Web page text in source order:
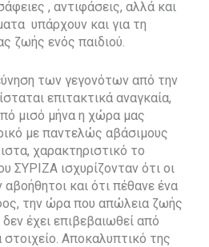
, αντιφάσεις, αλλά και
υπάρχουν και για τη
ζωής ενός παιδιού.
των γεγονότων από την
επιτακτικά αναγκαία,
μισό μήνα η χώρα μας
με παντελώς αβάσιμους
χαρακτηριστικό το
ΣΥΡΙΖΑ ισχυρίζονταν ότι οι
και ότι πέθανε ένα
την ώρα που απώλεια ζωής
έχει επιβεβαιωθεί από
Αποκαλυπτικό της